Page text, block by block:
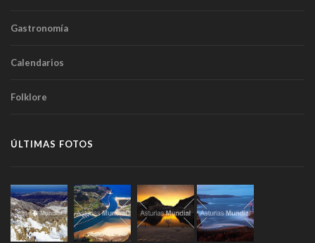
Gastronomía
Calendarios
Folklore
ÚLTIMAS FOTOS